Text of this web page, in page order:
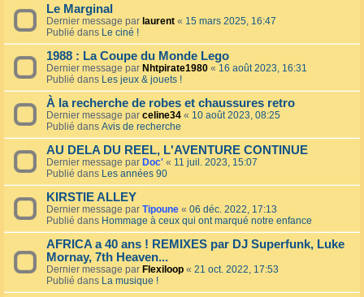
Le Marginal
Dernier message par laurent « 15 mars 2025, 16:47
Publié dans Le ciné !
1988 : La Coupe du Monde Lego
Dernier message par Nhtpirate1980 « 16 août 2023, 16:31
Publié dans Les jeux & jouets !
À la recherche de robes et chaussures retro
Dernier message par celine34 « 10 août 2023, 08:25
Publié dans Avis de recherche
AU DELA DU REEL, L'AVENTURE CONTINUE
Dernier message par Doc' « 11 juil. 2023, 15:07
Publié dans Les années 90
KIRSTIE ALLEY
Dernier message par Tipoune « 06 déc. 2022, 17:13
Publié dans Hommage à ceux qui ont marqué notre enfance
AFRICA a 40 ans ! REMIXES par DJ Superfunk, Luke
Mornay, 7th Heaven...
Dernier message par Flexiloop « 21 oct. 2022, 17:53
Publié dans La musique !